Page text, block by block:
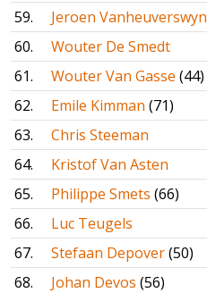
59.
Jeroen Vanheuverswyn
60.
Wouter De Smedt
61.
Wouter Van Gasse (44)
62.
Emile Kimman (71)
63.
Chris Steeman
64.
Kristof Van Asten
65.
Philippe Smets (66)
66.
Luc Teugels
67.
Stefaan Depover(50)
68.
Johan Devos (56)